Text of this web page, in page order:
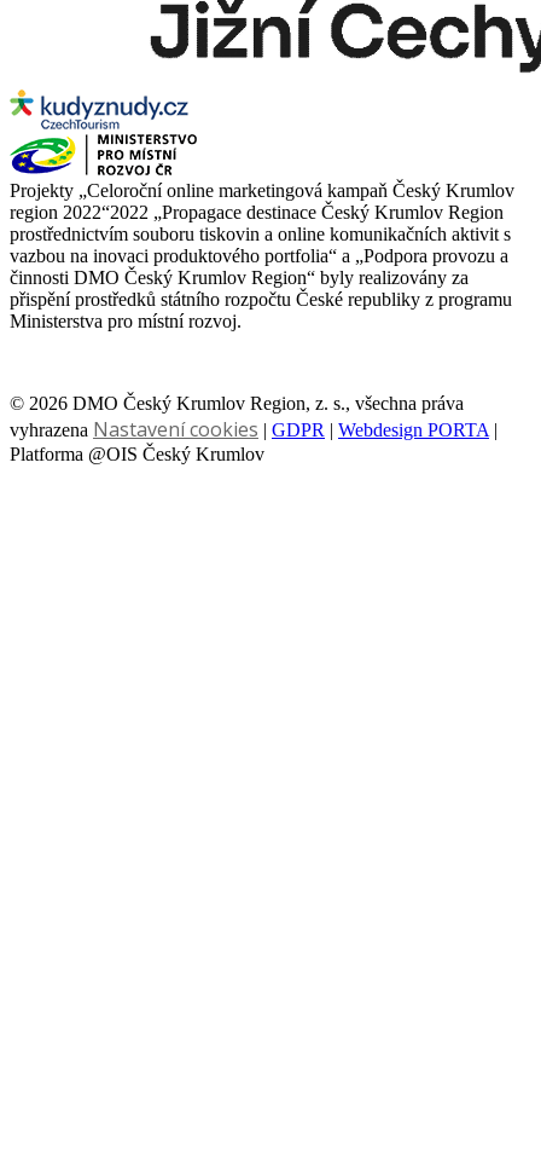
Projekty „Celoroční online marketingová kampaň Český Krumlov
region 2022“2022 „Propagace destinace Český Krumlov Region
prostřednictvím souboru tiskovin a online komunikačních aktivit s
vazbou na inovaci produktového portfolia“ a „Podpora provozu a
činnosti DMO Český Krumlov Region“ byly realizovány za
přispění prostředků státního rozpočtu České republiky z programu
Ministerstva pro místní rozvoj.
© 2026 DMO Český Krumlov Region, z. s., všechna práva
vyhrazena Nastavení cookies | GDPR | Webdesign PORTA |
Platforma @OIS Český Krumlov